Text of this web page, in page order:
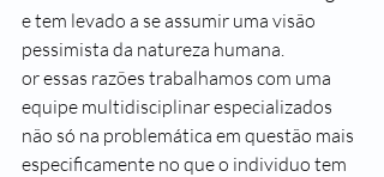
e tem levado a se assumir uma visão
pessimista da natureza humana.
or essas razões trabalhamos com uma
equipe multidisciplinar especializados
não só na problemática em questão mais
especificamente no que o individuo tem